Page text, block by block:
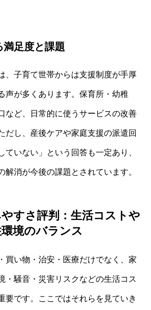
満足度と課題
、子育て世帯からは支援制度が手厚
声が多くあります。保育所・幼稚
など、日常的に使うサービスの改善
だし、産後ケアや家庭支援の派遣回
ていない」という回答も一定あり、
解消が今後の課題とされています。
すさ評判：生活コストや
境のバランス
買い物・治安・医療だけでなく、家
・騒音・災害リスクなどの生活コス
要です。ここではそれらを見ていき